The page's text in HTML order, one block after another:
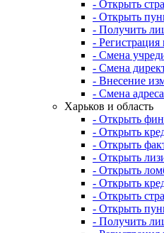
- Открыть
- Открыть
- Получить
-
- Смена
- Смена
- Внесение
- Смена
Харьков и область
- Открыть
- Открыть
- Открыть
- Открыть
- Открыть
- Открыть
- Открыть
- Открыть
- Получить